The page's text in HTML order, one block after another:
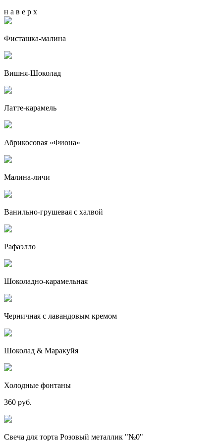
н а в е р х
Фисташка-малина
Вишня-Шоколад
Латте-карамель
Абрикосовая «Фиона»
Малина-личи
Ванильно-грушевая с халвой
Рафаэлло
Шоколадно-карамельная
Черничная с лавандовым кремом
Шоколад & Маракуйя
Холодные фонтаны
360 руб.
Свеча для торта Розовый металлик "№0"